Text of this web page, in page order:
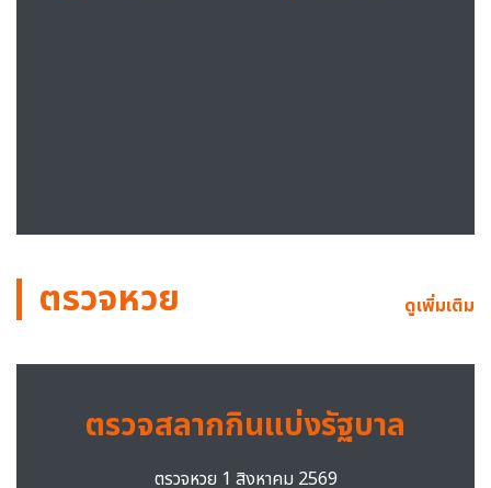
ตรวจหวย ดูเพิ่มเติม
ตรวจสลากกินแบ่งรัฐบาล
ตรวจหวย 1 สิงหาคม 2569